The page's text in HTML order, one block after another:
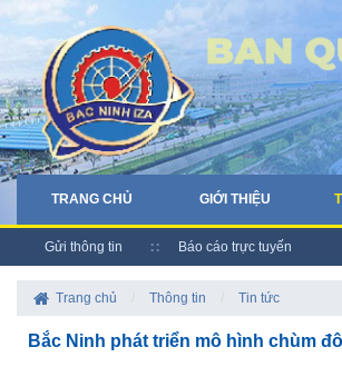
TRANG CHỦ GIỚI THIỆU
Gửi thông tin Báo cáo trực tuyến
Trang chủ Thông tin Tin tức
Bắc Ninh phát triển mô hình chùm